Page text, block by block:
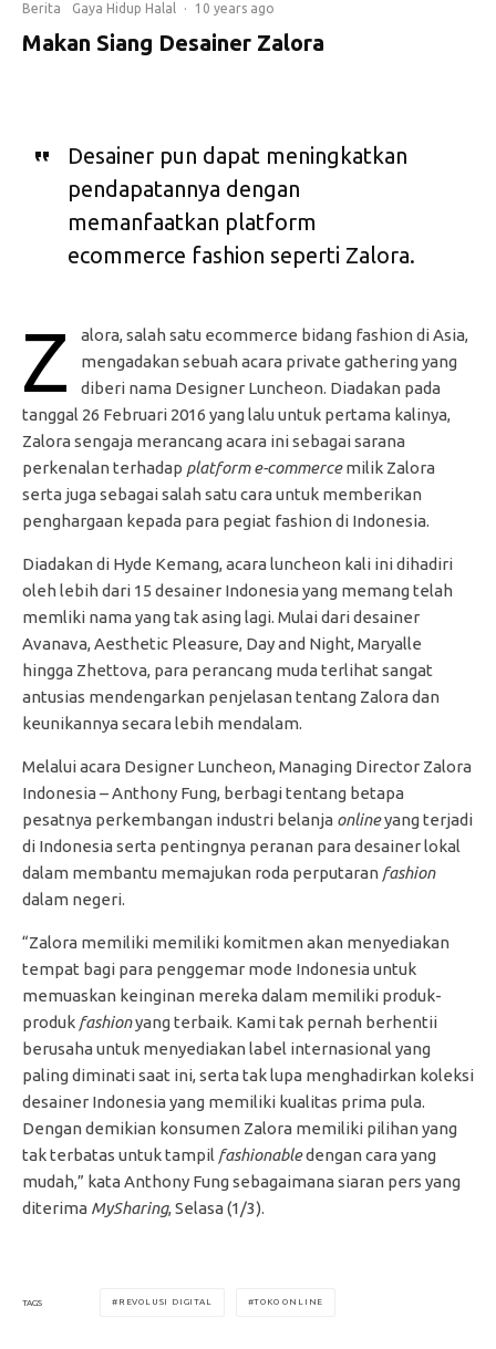
Berita Gaya Hidup Halal · 10 years ago
Makan Siang Desainer Zalora
Desainer pun dapat meningkatkan
pendapatannya dengan
memanfaatkan platform
ecommerce fashion seperti Zalora.
Z
alora, salah satu ecommerce bidang fashion di Asia,
mengadakan sebuah acara private gathering yang
diberi nama Designer Luncheon. Diadakan pada
tanggal 26 Februari 2016 yang lalu untuk pertama kalinya,
Zalora sengaja merancang acara ini sebagai sarana
perkenalan terhadap platform e-commercemilik Zalora
serta juga sebagai salah satu cara untuk memberikan
penghargaan kepada para pegiat fashion di Indonesia.
Diadakan di Hyde Kemang, acara luncheon kali ini dihadiri
oleh lebih dari 15 desainer Indonesia yang memang telah
memliki nama yang tak asing lagi. Mulai dari desainer
Avanava, Aesthetic Pleasure, Day and Night, Maryalle
hingga Zhettova, para perancang muda terlihat sangat
antusias mendengarkan penjelasan tentang Zalora dan
keunikannya secara lebih mendalam.
Melalui acara Designer Luncheon, Managing Director Zalora
Indonesia – Anthony Fung, berbagi tentang betapa
pesatnya perkembangan industri belanja onlineyang terjadi
di Indonesia serta pentingnya peranan para desainer lokal
dalam membantu memajukan roda perputaran fashion
dalam negeri.
“Zalora memiliki memiliki komitmen akan menyediakan
tempat bagi para penggemar mode Indonesia untuk
memuaskan keinginan mereka dalam memiliki produk-
produk fashionyang terbaik. Kami tak pernah berhentii
berusaha untuk menyediakan label internasional yang
paling diminati saat ini, serta tak lupa menghadirkan koleksi
desainer Indonesia yang memiliki kualitas prima pula.
Dengan demikian konsumen Zalora memiliki pilihan yang
tak terbatas untuk tampil fashionabledengan cara yang
mudah,” kata Anthony Fung sebagaimana siaran pers yang
diterima MySharing, Selasa (1/3).
TAGS REVOLUSI DIGITAL TOKO ONLINE